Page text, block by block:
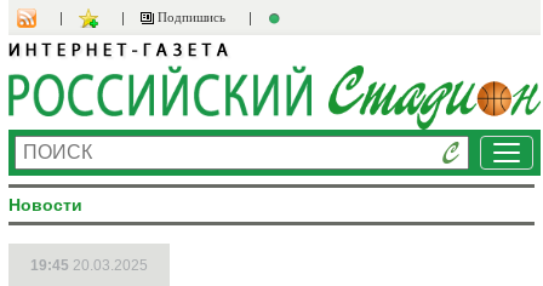
Подпишись
Новости
19:45 20.03.2025